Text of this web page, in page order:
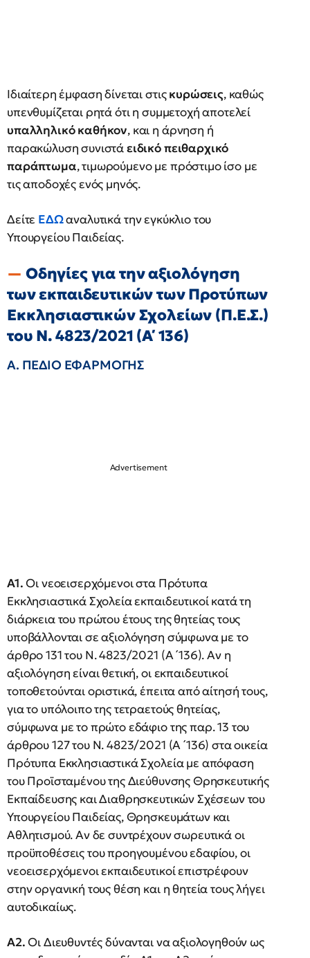
Ιδιαίτερη έμφαση δίνεται στιςκυρώσεις, καθώς
υπενθυμίζεται ρητά ότι η συμμετοχή αποτελεί
υπαλληλικό καθήκον, και η άρνηση ή
παρακώλυση συνιστάειδικό πειθαρχικό
παράπτωμα, τιμωρούμενο με πρόστιμο ίσo με
τις αποδοχές ενός μηνός.
Δείτε ΕΔΩαναλυτικά την εγκύκλιο του
Υπουργείου Παιδείας.
Οδηγίες για την αξιολόγηση
των εκπαιδευτικών των Προτύπων
Εκκλησιαστικών Σχολείων (Π.Ε.Σ.)
του Ν. 4823/2021 (Α΄ 136)
Α. ΠΕΔΙΟ ΕΦΑΡΜΟΓΗΣ
Α1. Οι νεοεισερχόμενοι στα Πρότυπα
Εκκλησιαστικά Σχολεία εκπαιδευτικοί κατά τη
διάρκεια του πρώτου έτους της θητείας τους
υποβάλλονται σε αξιολόγηση σύμφωνα με το
άρθρο 131 του Ν. 4823/2021 (Α ́ 136). Αν η
αξιολόγηση είναι θετική, οι εκπαιδευτικοί
τοποθετούνται οριστικά, έπειτα από αίτησή τους,
για το υπόλοιπο της τετραετούς θητείας,
σύμφωνα με το πρώτο εδάφιο της παρ. 13 του
άρθρου 127 του Ν. 4823/2021 (Α ́ 136) στα οικεία
Πρότυπα Εκκλησιαστικά Σχολεία με απόφαση
του Προϊσταμένου της Διεύθυνσης Θρησκευτικής
Εκπαίδευσης και Διαθρησκευτικών Σχέσεων του
Υπουργείου Παιδείας, Θρησκευμάτων και
Αθλητισμού. Αν δε συντρέχουν σωρευτικά οι
προϋποθέσεις του προηγουμένου εδαφίου, οι
νεοεισερχόμενοι εκπαιδευτικοί επιστρέφουν
στην οργανική τους θέση και η θητεία τους λήγει
αυτοδικαίως.
Α2. Οι Διευθυντές δύνανται να αξιολογηθούν ως